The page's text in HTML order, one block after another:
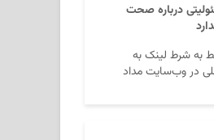
درباره صحت
به شرط لینک به
در وب‌سایت مداد